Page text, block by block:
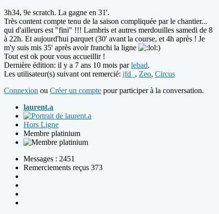
3h34, 9e scratch. La gagne en 31'.
Très content compte tenu de la saison compliquée par le chantier...
qui d'ailleurs est "fini" !!! Lambris et autres merdouilles samedi de 8
à 22h. Et aujourd'hui parquet (30' avant la course, et 4h après ! Je
m'y suis mis 35' après avoir franchi la ligne
)
Tout est ok pour vous accueillir !
Dernière édition: il y a 7 ans 10 mois parlebad.
Les utilisateur(s) suivant ont remercié: jfd_ , Zeo, Circus
Connexion ou Créer un compte pour participer à la conversation.
laurent.a
Hors Ligne
Membre platinium
Messages : 2451
Remerciements reçus 373